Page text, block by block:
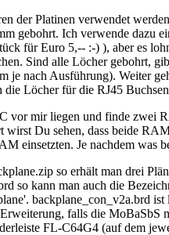
der Platinen verwendet
gebohrt. Ich verwende dazu
für Euro 5,-- :-) ), aber es
Sind alle Löcher gebohrt,
je nach Ausführung). Weiter
Löcher für die RJ45
vor mir liegen und finde zwei
Du sehen, dass beide
einsetzten. Je nachdem was
so erhält man drei
so kann man auch die
backplane_con_v2a.brd
falls die
FL-C64G4 (auf dem